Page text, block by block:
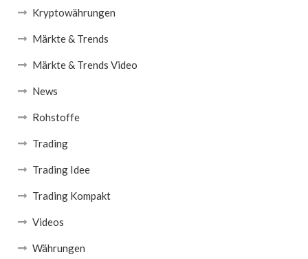
Kryptowährungen
Märkte & Trends
Märkte & Trends Video
News
Rohstoffe
Trading
Trading Idee
Trading Kompakt
Videos
Währungen